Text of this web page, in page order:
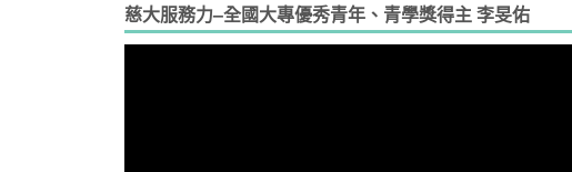
慈大服務力–全國大專優秀青年、青學獎得主 李旻佑